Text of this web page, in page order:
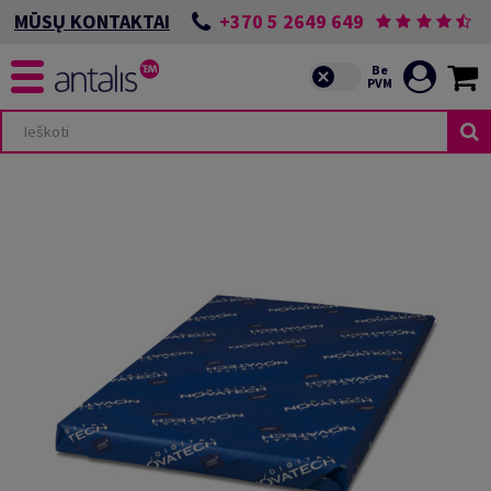
MŪSŲ KONTAKTAI +370 5 2649 649